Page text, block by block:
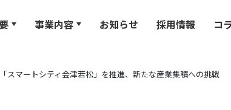
事業内容 お知らせ 採用情報 コ
スマートシティ会津若松」を推進、新たな産業集積への挑戦